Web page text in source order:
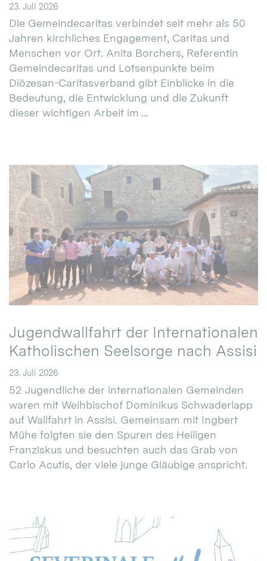
23. Juli 2026
Die Gemeindecaritas verbindet seit mehr als 50
Jahren kirchliches Engagement, Caritas und
Menschen vor Ort. Anita Borchers, Referentin
Gemeindecaritas und Lotsenpunkte beim
Diözesan-Caritasverband gibt Einblicke in die
Bedeutung, die Entwicklung und die Zukunft
dieser wichtigen Arbeit im ...
Jugendwallfahrt der Internationalen
Katholischen Seelsorge nach Assisi
23. Juli 2026
52 Jugendliche der internationalen Gemeinden
waren mit Weihbischof Dominikus Schwaderlapp
auf Wallfahrt in Assisi. Gemeinsam mit Ingbert
Mühe folgten sie den Spuren des Heiligen
Franziskus und besuchten auch das Grab von
Carlo Acutis, der viele junge Gläubige anspricht.